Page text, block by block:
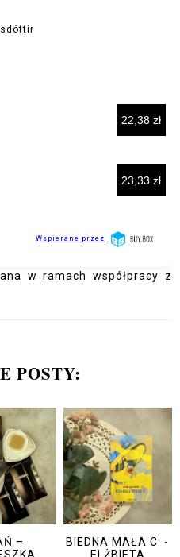
w ramach współpracy z
POSTY:
–
BIEDNA MAŁA C. -